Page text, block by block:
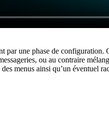
par une phase de
ou au contraire
menus ainsi qu’un éventuel